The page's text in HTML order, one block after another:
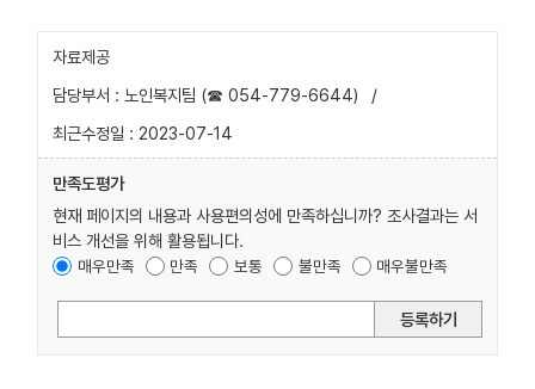
자료제공
담당부서 : 노인복지팀 (☎ 054-779-6644)
/
최근수정일 : 2023-07-14
만족도평가
현재 페이지의 내용과 사용편의성에 만족하십니까? 조사결과는 서
비스 개선을 위해 활용됩니다.
매우만족 만족 보통 불만족 매우불만족
등록하기